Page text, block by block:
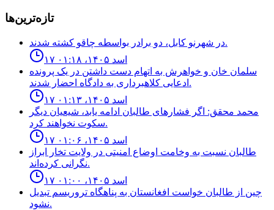
تازه‌ترین‌ها
در شهرنو کابل، دو برادر بواسطه چاقو کشته شدند.
۱۷ اسد ۱۴۰۵، ۰۱:۱۸
سلمان خان و خواهرش به اتهام دست داشتن در یک پرونده
ادعایی کلاهبرداری به دادگاه احضار شدند.
۱۷ اسد ۱۴۰۵، ۰۱:۱۳
محمد محقق: اگر فشارهای طالبان ادامه یابد، شیعیان دیگر
سکوت نخواهند کرد.
۱۷ اسد ۱۴۰۵، ۰۱:۰۶
طالبان نسبت به وخامت اوضاع امنیتی در ولایت تخار ابراز
نگرانی کرده‌اند.
۱۷ اسد ۱۴۰۵، ۰۱:۰۰
چين از طالبان خواست افغانستان به پناهگاه تروريسم تبديل
نشود.